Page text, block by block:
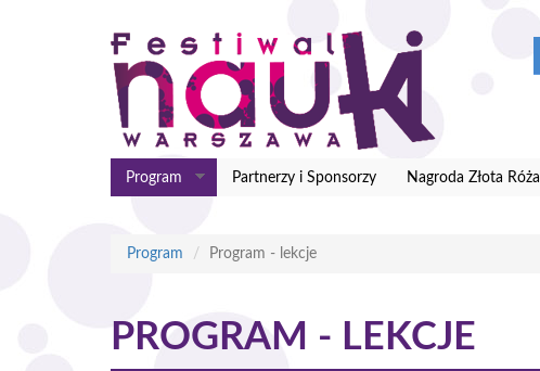
Program Partnerzy i Sponsorzy Nagroda Złota Róża
Program Program - lekcje
PROGRAM - LEKCJE